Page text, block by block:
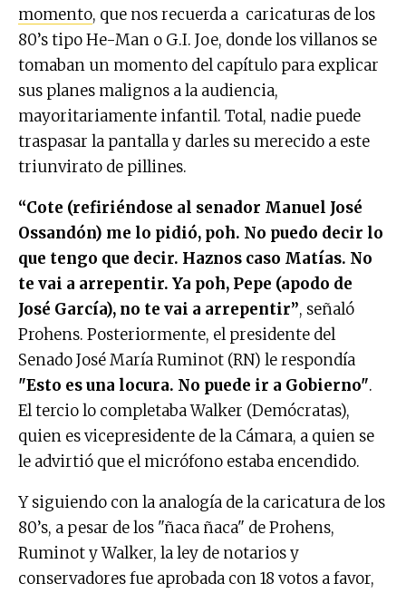
momento, que nos recuerda a caricaturas de los
80’s tipo He-Man o G.I. Joe, donde los villanos se
tomaban un momento del capítulo para explicar
sus planes malignos a la audiencia,
mayoritariamente infantil. Total, nadie puede
traspasar la pantalla y darles su merecido a este
triunvirato de pillines.
“Cote (refiriéndose al senador Manuel José
Ossandón) me lo pidió, poh. No puedo decir lo
que tengo que decir. Haznos caso Matías. No
te vai a arrepentir. Ya poh, Pepe (apodo de
José García), no te vai a arrepentir”, señaló
Prohens. Posteriormente, el presidente del
Senado José María Ruminot (RN) le respondía
"Esto es una locura. No puede ir a Gobierno".
El tercio lo completaba Walker (Demócratas),
quien es vicepresidente de la Cámara, a quien se
le advirtió que el micrófono estaba encendido.
Y siguiendo con la analogía de la caricatura de los
80’s, a pesar de los "ñaca ñaca" de Prohens,
Ruminot y Walker, la ley de notarios y
conservadores fue aprobada con 18 votos a favor,